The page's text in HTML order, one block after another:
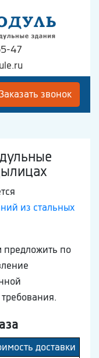
47
звонок
из стальных
предложить по
доставки